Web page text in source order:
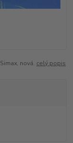
nová. celý popis